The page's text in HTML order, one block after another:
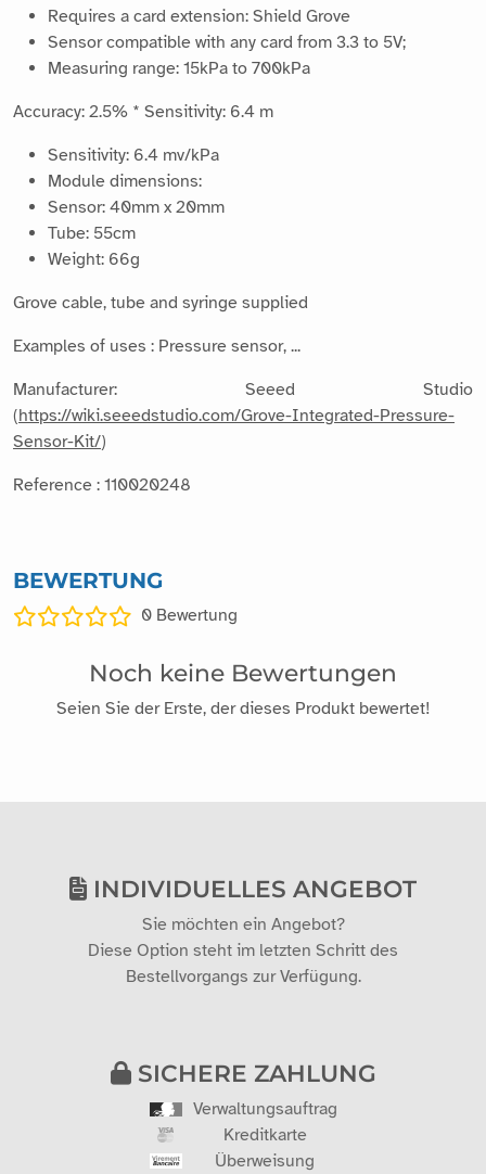
Requires a card extension: Shield Grove
Sensor compatible with any card from 3.3 to 5V;
Measuring range: 15kPa to 700kPa
Accuracy: 2.5% * Sensitivity: 6.4 m
Sensitivity: 6.4 mv/kPa
Module dimensions:
Sensor: 40mm x 20mm
Tube: 55cm
Weight: 66g
Grove cable, tube and syringe supplied
Examples of uses : Pressure sensor, ...
Manufacturer: Seeed Studio
(https://wiki.seeedstudio.com/Grove-Integrated-Pressure-
Sensor-Kit/)
Reference : 110020248
BEWERTUNG
0 Bewertung
Noch keine Bewertungen
Seien Sie der Erste, der dieses Produkt bewertet!
INDIVIDUELLES ANGEBOT
Sie möchten ein Angebot?
Diese Option steht im letzten Schritt des
Bestellvorgangs zur Verfügung.
SICHERE ZAHLUNG
Verwaltungsauftrag
Kreditkarte
Überweisung